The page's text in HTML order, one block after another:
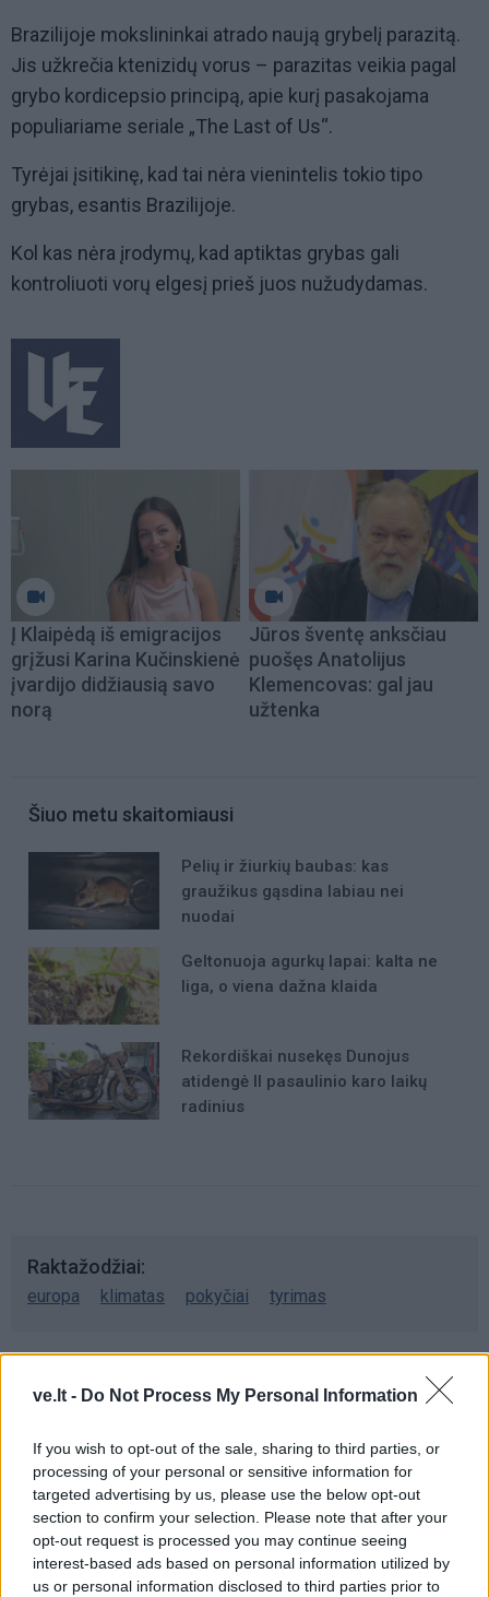
ve.lt - Do Not Process My Personal Information
If you wish to opt-out of the sale, sharing to third parties, or
processing of your personal or sensitive information for
targeted advertising by us, please use the below opt-out
section to confirm your selection. Please note that after your
opt-out request is processed you may continue seeing
interest-based ads based on personal information utilized by
us or personal information disclosed to third parties prior to
Brazilijoje mokslininkai atrado naują grybelį parazitą.
Jis užkrečia ktenizidų vorus – parazitas veikia pagal
grybo kordicepsio principą, apie kurį pasakojama
populiariame seriale „The Last of Us“.
Tyrėjai įsitikinę, kad tai nėra vienintelis tokio tipo
grybas, esantis Brazilijoje.
Kol kas nėra įrodymų, kad aptiktas grybas gali
kontroliuoti vorų elgesį prieš juos nužudydamas.
Į Klaipėdą iš emigracijos
grįžusi Karina Kučinskienė
įvardijo didžiausią savo
norą
Jūros šventę anksčiau
puošęs Anatolijus
Klemencovas: gal jau
užtenka
Šiuo metu skaitomiausi
Pelių ir žiurkių baubas: kas
graužikus gąsdina labiau nei
nuodai
Geltonuoja agurkų lapai: kalta ne
liga, o viena dažna klaida
Rekordiškai nusekęs Dunojus
atidengė II pasaulinio karo laikų
radinius
Raktažodžiai
europa klimatas pokyčiai tyrimas
Komentarai
Rašyti komentarą
Jūsų vardas